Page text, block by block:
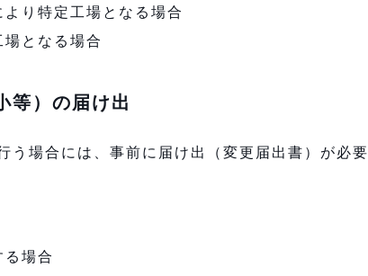
り特定工場となる場合
となる場合
等）の届け出
う場合には、事前に届け出（変更届出書）が必要
場合